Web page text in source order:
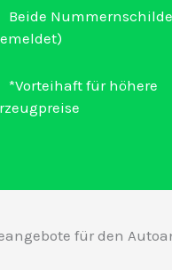
Beide
*Vorteihaft für höhere
für den